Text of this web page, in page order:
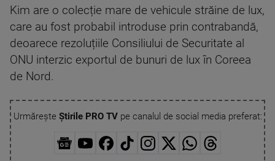
Kim are o colecție mare de vehicule străine de lux,
care au fost probabil introduse prin contrabandă,
deoarece rezoluțiile Consiliului de Securitate al
ONU interzic exportul de bunuri de lux în Coreea
de Nord.
Urmărește Știrile PRO TVpe canalul de social media preferat: